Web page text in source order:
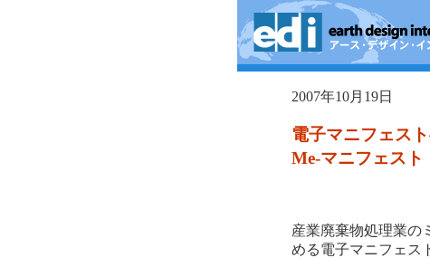
2007年10月19日
電子マニフェス
Me-マニフェスト
産業廃棄物処理業の
める電子マニフェス